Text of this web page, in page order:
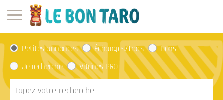
Petites annonces Échanges/Trocs
Dons
Je recherche
Vitrines PRO